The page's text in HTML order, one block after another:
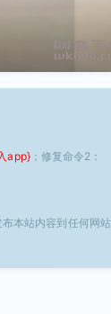
app}；修复命令2：
本站内容到任何网